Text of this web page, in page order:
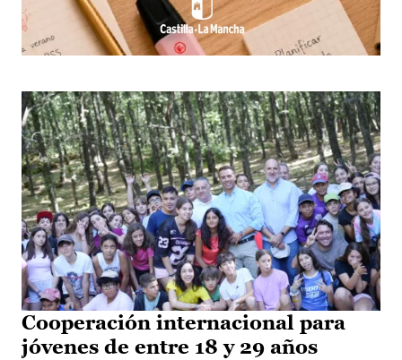
Cooperación internacional para
jóvenes de entre 18 y 29 años